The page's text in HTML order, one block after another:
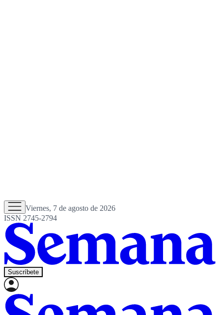
Viernes, 7 de agosto de 2026
ISSN 2745-2794
Suscríbete